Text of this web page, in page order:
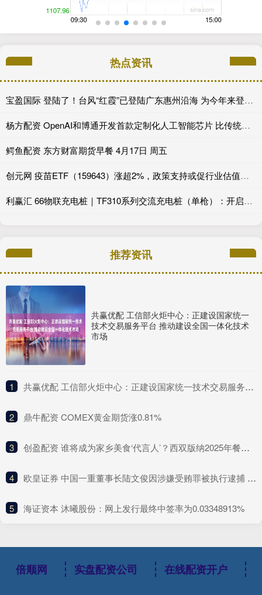
热点资讯
宝盈国际 登陆了！台风“红霞”已登陆广东惠州沿海 为今年来登陆我国最强台风
杨方配资 OpenAI和博通开发首款定制化人工智能芯片 比传统GPU节省约50%成本
鳄鱼配资 东方财富期货早餐 4月17日 周五
创元网 疫苗ETF（159643）涨超2%，政策支持或促行业估值修复_指数_企业_投资
利赢汇 66物联充电桩｜TF310系列交流充电桩（单枪）：开启智能充电时代_用户_车辆_效率
推荐资讯
共赢优配 工信部火炬中心：正建设国家统一
技术交易服务平台 推动建设全国一体化技术
市场
1 ​共赢优配 工信部火炬中心：正建设国家统一技术交易服务平台 推动建设全国一体化技术市场
2 ​鼎牛配资 COMEX黄金期货涨0.81%
3 ​创盈配资 谁将成为家乡美食‘代言人’？西双版纳2025年餐饮‘四名’评选活动开始报名啦！
4 ​欧皇证券 中国一重董事长陆文俊因涉嫌受贿罪被执行逮捕 公司生产经营正常
5 ​海证资本 沐曦股份：网上发行最终中签率为0.03348913%
倍顺网 实盘配资公司 在线配资开户